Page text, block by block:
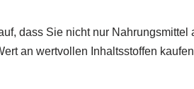
dass Sie nicht nur Nahrungsmittel
an wertvollen Inhaltsstoffen